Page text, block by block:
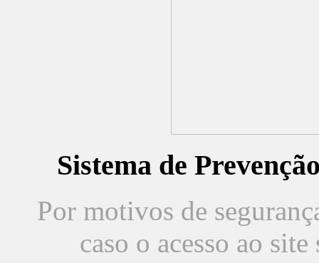
Sistema de
Por motivos de
caso o acesso ao